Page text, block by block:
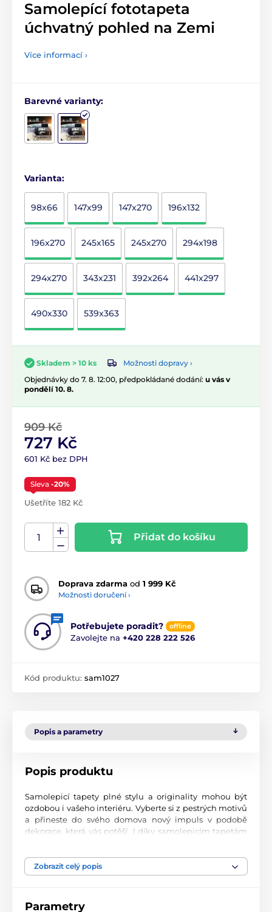
Samolepící fototapeta
úchvatný pohled na Zemi
Více informací ›
Barevné varianty:
Varianta:
98x66 147x99 147x270 196x132
196x270 245x165 245x270 294x198
294x270 343x231 392x264 441x297
490x330 539x363
Skladem > 10 ks
Možnosti dopravy ›
Objednávky do 7. 8. 12:00, předpokládané dodání: u vás v
pondělí 10. 8.
909 Kč
727 Kč
601 Kč bez DPH
Sleva -20%
Ušetříte 182 Kč
Přidat do košíku
Doprava zdarma od 1 999 Kč
Možnosti doručení ›
Potřebujete poradit? offline
Zavolejte na +420 228 222 526
Kód produktu: sam1027
Popis a parametry
Popis produktu
Samolepicí tapety plné stylu a originality mohou být
ozdobou i vašeho interiéru. Vyberte si z pestrých motivů
a přineste do svého domova nový impuls v podobě
dekorace, která vás potěší. I díky samolepicím tapetám
Perfektní tiskové zpracování
materiál s jemným povrchem a matným vzhledem. Tisk
Zobrazit celý popis
Parametry